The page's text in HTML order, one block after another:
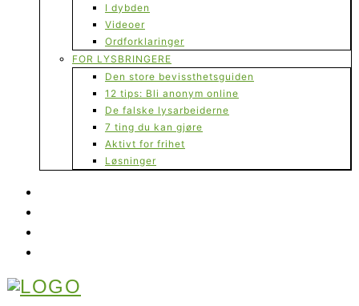
I dybden
Videoer
Ordforklaringer
FOR LYSBRINGERE
Den store bevissthetsguiden
12 tips: Bli anonym online
De falske lysarbeiderne
7 ting du kan gjøre
Aktivt for frihet
Løsninger